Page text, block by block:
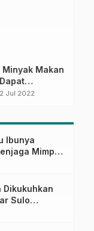
Minyak Makan
Petani
Jul 2022
Ibunya
Mimpi
Cita-Cita
Dikukuhkan
Sulo